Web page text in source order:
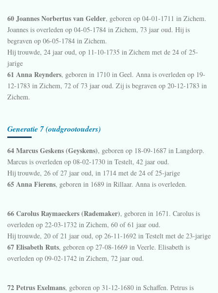
60 Joannes Norbertus van Gelder, geboren op 04-01-1711 in Zichem.
Joannes is overleden op 04-05-1784 in Zichem, 73 jaar oud. Hij is
begraven op 06-05-1784 in Zichem.
Hij trouwde, 24 jaar oud, op 11-10-1735 in Zichem met de 24 of 25-
jarige
61 Anna Reynders, geboren in 1710 in Geel. Anna is overleden op 19-
12-1783 in Zichem, 72 of 73 jaar oud. Zij is begraven op 20-12-1783 in
Zichem.
Generatie 7 (oudgrootouders)
64 Marcus Geskens (Geyskens), geboren op 18-09-1687 in Langdorp.
Marcus is overleden op 08-02-1730 in Testelt, 42 jaar oud.
Hij trouwde, 26 of 27 jaar oud, in 1714 met de 24 of 25-jarige
65 Anna Fierens, geboren in 1689 in Rillaar. Anna is overleden.
66 Carolus Raymaeckers (Rademaker), geboren in 1671. Carolus is
overleden op 22-03-1732 in Zichem, 60 of 61 jaar oud.
Hij trouwde, 20 of 21 jaar oud, op 26-11-1692 in Testelt met de 23-jarige
67 Elisabeth Ruts, geboren op 27-08-1669 in Veerle. Elisabeth is
overleden op 09-02-1742 in Zichem, 72 jaar oud.
72 Petrus Exelmans, geboren op 31-12-1680 in Schaffen. Petrus is